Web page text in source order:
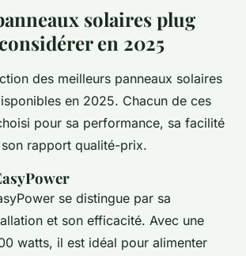
solaires plug
en 2025
des meilleurs panneaux solaires
en 2025. Chacun de ces
pour sa performance, sa facilité
rapport qualité-prix.
se distingue par sa
et son efficacité. Avec une
watts, il est idéal pour alimenter